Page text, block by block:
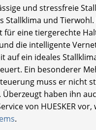
und stressfreie
und
für eine tiergerechte
die intelligente
auf ein ideales
Ein besonderer
muss er nicht
haben ihn
von HUESKER
.